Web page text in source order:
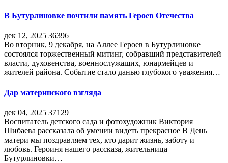
В Бутурлиновке почтили память Героев Отечества
дек 12, 2025 36396
Во вторник, 9 декабря, на Аллее Героев в Бутурлиновке
состоялся торжественный митинг, собравший представителей
власти, духовенства, военнослужащих, юнармейцев и
жителей района. Событие стало данью глубокого уважения…
Дар материнского взгляда
дек 04, 2025 37129
Воспитатель детского сада и фотохудожник Виктория
Шибаева рассказала об умении видеть прекрасное В День
матери мы поздравляем тех, кто дарит жизнь, заботу и
любовь. Героиня нашего рассказа, жительница
Бутурлиновки…